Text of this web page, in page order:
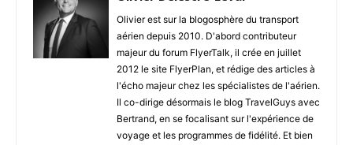
Olivier est sur la blogosphère du transport
aérien depuis 2010. D'abord contributeur
majeur du forum FlyerTalk, il crée en juillet
2012 le site FlyerPlan, et rédige des articles à
l'écho majeur chez les spécialistes de l'aérien.
Il co-dirige désormais le blog TravelGuys avec
Bertrand, en se focalisant sur l'expérience de
voyage et les programmes de fidélité. Et bien